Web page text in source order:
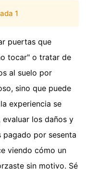
1
puertas que
tocar" o tratar de
al suelo por
sino que puede
experiencia se
evaluar los daños y
pagado por sesenta
viendo cómo un
sin motivo. Sé